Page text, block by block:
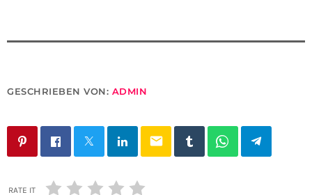
GESCHRIEBEN VON: ADMIN
email
RATE IT